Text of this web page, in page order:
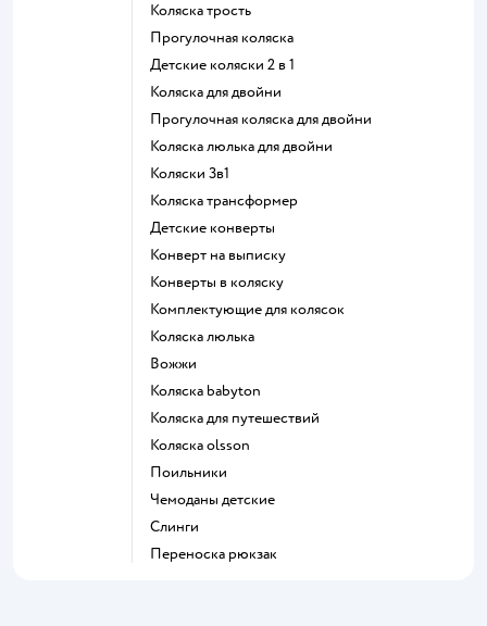
Коляска трость
Прогулочная коляска
Детские коляски 2 в 1
Коляска для двойни
Прогулочная коляска для двойни
Коляска люлька для двойни
Коляски 3в1
Коляска трансформер
Детские конверты
Конверт на выписку
Конверты в коляску
Комплектующие для колясок
Коляска люлька
Вожжи
Коляска babyton
Коляска для путешествий
Коляска olsson
Поильники
Чемоданы детские
Слинги
Переноска рюкзак